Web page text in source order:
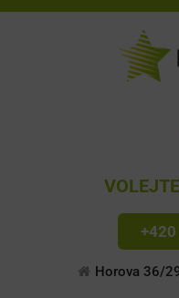
VOLEJTE
Horova 36/